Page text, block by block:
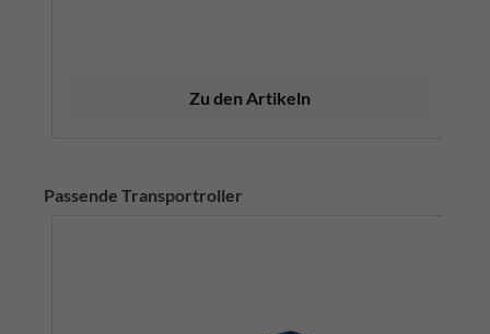
Zu den Artikeln
Passende Transportroller